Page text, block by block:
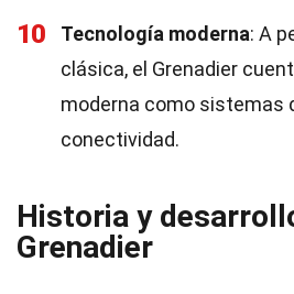
10 Tecnología moderna: A
clásica, el Grenadier
moderna como sistemas
conectividad.
Historia y
Grenadier